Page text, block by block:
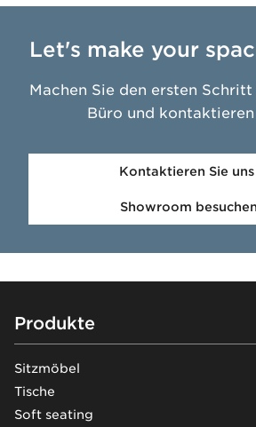
Let's make your
Machen Sie den ersten Schritt
Büro und kontaktieren
Kontaktieren Sie uns
Showroom besuchen
Footer
Produkte
Sitzmöbel
Tische
Soft seating